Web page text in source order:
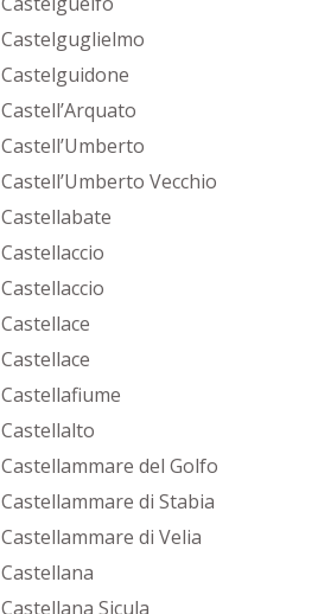
Castelguglielmo
Castelguidone
Castell’Arquato
Castell’Umberto
Castell’Umberto Vecchio
Castellabate
Castellaccio
Castellaccio
Castellace
Castellace
Castellafiume
Castellalto
Castellammare del Golfo
Castellammare di Stabia
Castellammare di Velia
Castellana
Castellana Sicula